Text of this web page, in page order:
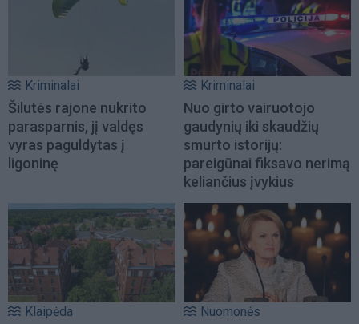
Kriminalai
Šilutės rajone nukrito
parasparnis, jį valdęs
vyras paguldytas į
ligoninę
Kriminalai
Nuo girto vairuotojo
gaudynių iki skaudžių
smurto istorijų:
pareigūnai fiksavo nerimą
keliančius įvykius
Klaipėda Nuomonės